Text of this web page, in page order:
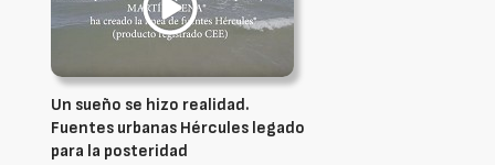
Un sueño se hizo realidad.
Fuentes urbanas Hércules legado
para la posteridad